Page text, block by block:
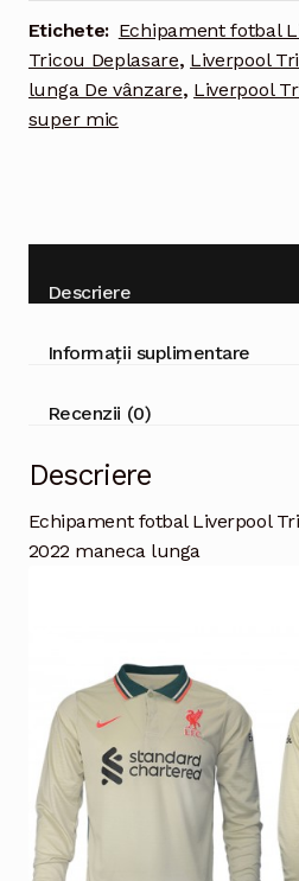
Etichete: Echipament fotbal
Tricou Deplasare, Liverpool
lunga De vânzare, Liverpool
super mic
Descriere
Informații suplimentare
Recenzii (0)
Descriere
Echipament fotbal Liverpool
2022 maneca lunga